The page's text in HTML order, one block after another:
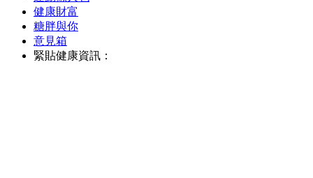
健康財富
糖胖與你
意見箱
緊貼健康資訊：